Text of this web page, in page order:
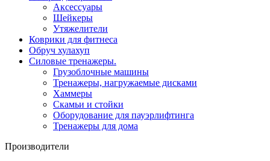
Aксессуары
Шейкеры
Утяжелители
Коврики для фитнеса
Обруч хулахуп
Силовые тренажеры.
Грузоблочные машины
Тренажеры, нагружаемые дисками
Хаммеры
Скамьи и стойки
Оборудование для пауэрлифтинга
Тренажеры для дома
Производители